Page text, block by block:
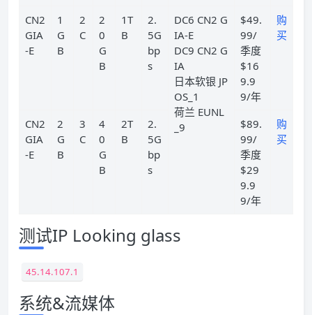
CN2
GIA
-E
1
G
B
2
C
2
0
G
B
1T
B
2.
5G
bp
s
DC6 CN2 G
IA-E
DC9 CN2 G
IA
日本软银 JP
OS_1
荷兰 EUNL
_9
$49.
99/
季度
$16
9.9
9/年
购
买
CN2
GIA
-E
2
G
B
3
C
4
0
G
B
2T
B
2.
5G
bp
s
$89.
99/
季度
$29
9.9
9/年
购
买
测试IP Looking glass
45.14.107.1
系统&流媒体